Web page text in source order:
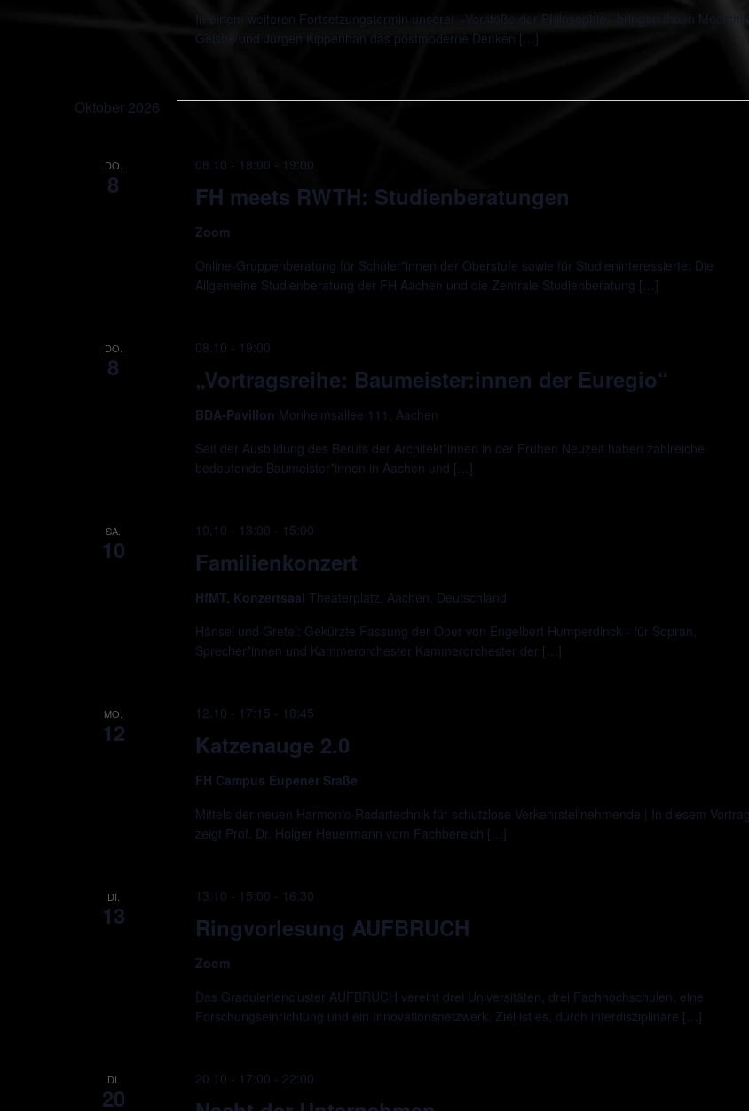
In einem weiteren Fortsetzungstermin unserer »Vorstöße der Philosophie« bringen Ihnen Mechthild
Geisbe und Jürgen Kippenhan das postmoderne Denken […]
Oktober 2026
DO.
8 FH meets RWTH: Studienberatungen
08.10 - 18:00 - 19:00
Zoom
Online-Gruppenberatung für Schüler*innen der Oberstufe sowie für Studieninteressierte: Die
Allgemeine Studienberatung der FH Aachen und die Zentrale Studienberatung […]
DO.
8 „Vortragsreihe: Baumeister:innen der Euregio“
08.10 - 19:00
BDA-Pavillon Monheimsallee 111, Aachen
Seit der Ausbildung des Berufs der Architekt*innen in der Frühen Neuzeit haben zahlreiche
bedeutende Baumeister*innen in Aachen und […]
SA.
10 Familienkonzert
10.10 - 13:00 - 15:00
HfMT, Konzertsaal Theaterplatz, Aachen, Deutschland
Hänsel und Gretel: Gekürzte Fassung der Oper von Engelbert Humperdinck - für Sopran,
Sprecher*innen und Kammerorchester Kammerorchester der […]
MO.
12 Katzenauge 2.0
12.10 - 17:15 - 18:45
FH Campus Eupener Sraße
Mittels der neuen Harmonic-Radartechnik für schutzlose Verkehrsteilnehmende | In diesem Vortrag
zeigt Prof. Dr. Holger Heuermann vom Fachbereich […]
DI.
13 Ringvorlesung AUFBRUCH
13.10 - 15:00 - 16:30
Zoom
Das Graduiertencluster AUFBRUCH vereint drei Universitäten, drei Fachhochschulen, eine
Forschungseinrichtung und ein Innovationsnetzwerk. Ziel ist es, durch interdisziplinäre […]
DI.
20
20.10 - 17:00 - 22:00